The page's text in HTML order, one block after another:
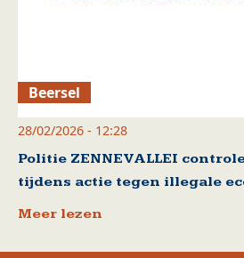
Beersel
28/02/2026 - 12:28
Politie ZENNEVALLEI
tijdens actie tegen illegale
Meer lezen